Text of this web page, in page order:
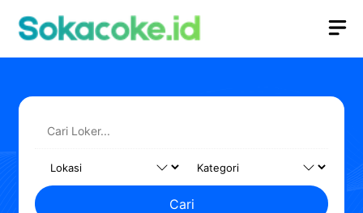
Cari